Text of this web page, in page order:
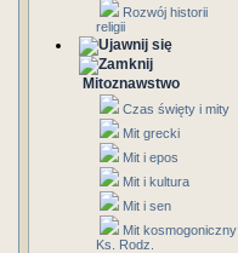
Rozwój historii
religii
Mitoznawstwo
Czas święty i mity
Mit grecki
Mit i epos
Mit i kultura
Mit i sen
Mit kosmogoniczny
Ks. Rodz.